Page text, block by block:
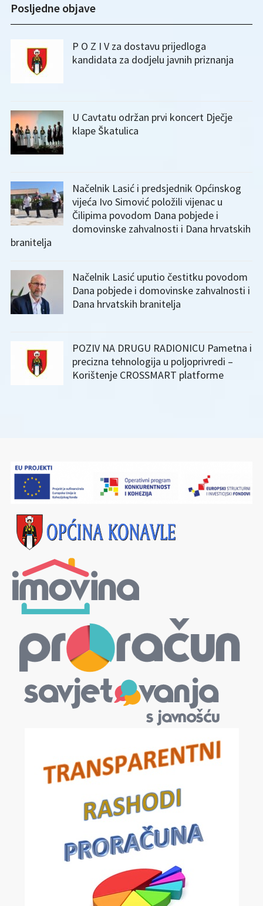
Posljedne objave
P O Z I V za dostavu prijedloga
kandidata za dodjelu javnih priznanja
U Cavtatu održan prvi koncert Dječje
klape Škatulica
Načelnik Lasić i predsjednik Općinskog
vijeća Ivo Simović položili vijenac u
Čilipima povodom Dana pobjede i
domovinske zahvalnosti i Dana hrvatskih
branitelja
Načelnik Lasić uputio čestitku povodom
Dana pobjede i domovinske zahvalnosti i
Dana hrvatskih branitelja
POZIV NA DRUGU RADIONICU Pametna i
precizna tehnologija u poljoprivredi –
Korištenje CROSSMART platforme